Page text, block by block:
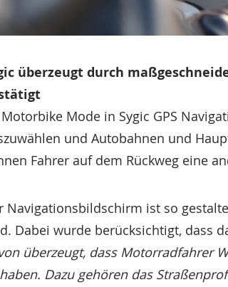
überzeugt durch
Mode in Sygic GPS
und Autobahnen und
Fahrer auf dem Rückweg eine
Navigationsbildschirm ist so
Dabei wurde berücksichtigt, dass
überzeugt, dass Motorradfahrer
Dazu gehören das